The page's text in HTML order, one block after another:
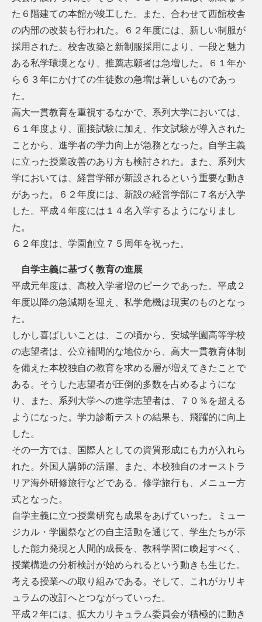
た６階建ての本館が竣工した。また、合わせて西館校舎
の内部の改装も行われた。６２年度には、新しい制服が
採用された。校舎改築と新制服採用により、一段と魅力
ある私学環境となり、推薦志願者は急増した。６１年か
ら６３年にかけての生徒数の急増は著しいものであっ
た。
高大一貫教育を重視するなかで、系列大学においては、
６１年度より、面接試験に加え、作文試験が導入された
ことから、進学者の学力向上が急務となった。自学主義
に立った授業改善のあり方も検討された。また、系列大
学においては、経営学部が新設されるという重要な動き
があった。６２年度には、新設の経営学部に７名が入学
した。平成４年度には１４名入学するようになりまし
た。
６２年度は、学園創立７５周年を祝った。
自学主義に基づく教育の進展
平成元年度は、高校入学者増のピークであった。平成２
年度以降の急減期を迎え、私学危機は現実のものとなっ
た。
しかし喜ばしいことは、この頃から、安城学園高等学校
の志望者は、公立補間的な地位から、高大一貫教育体制
を備えた本校独自の教育を求める層が増えてきたことで
ある。そうした志望者が圧倒的多数を占めるようにな
り、また、系列大学への進学志望者は、７０％を超える
ようになった。学力診断テストの結果も、飛躍的に向上
した。
その一方では、国際人としての資質形成にも力が入れら
れた。外国人講師の活躍、また、本校独自のオーストラ
リア海外研修旅行などである。修学旅行も、メニュー方
式となった。
自学主義に立つ授業研究も成果をあげていった。ミュー
ジカル・学園祭などの自主活動を通じて、学生たちが示
した能力発現と人間的成長を、教科学習に喚起すべく、
授業構造の分析検討が始められるという動きも生じた。
考える授業への取り組みである。そして、これがカリキ
ュラムの改訂へとつながっていった。
平成２年には、拡大カリキュラム委員会が積極的に動き